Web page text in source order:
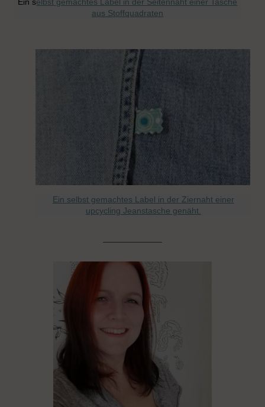
aus Stoffquadraten
Ein selbst gemachtes Label in der Ziernaht einer
upcycling Jeanstasche genäht.